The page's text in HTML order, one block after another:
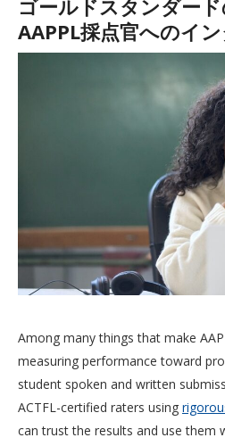
ゴールドスタンダード
AAPPL採点官へのイ
Among many things that make
measuring performance toward
student spoken and written
ACTFL-certified raters using
can trust the results and use them